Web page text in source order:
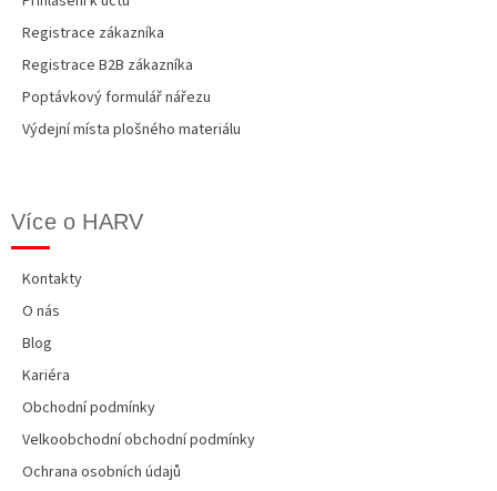
Registrace zákazníka
Registrace B2B zákazníka
Poptávkový formulář nářezu
Výdejní místa plošného materiálu
Více o HARV
Kontakty
O nás
Blog
Kariéra
Obchodní podmínky
Velkoobchodní obchodní podmínky
Ochrana osobních údajů